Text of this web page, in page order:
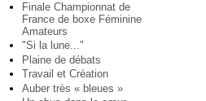
Finale Championnat de
France de boxe Féminine
Amateurs
"Si la lune..."
Plaine de débats
Travail et Création
Auber très « bleues »